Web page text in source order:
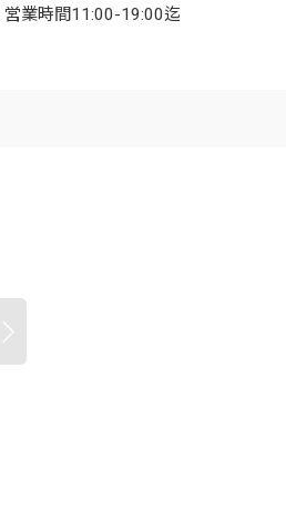
業時間11:00-19:00迄